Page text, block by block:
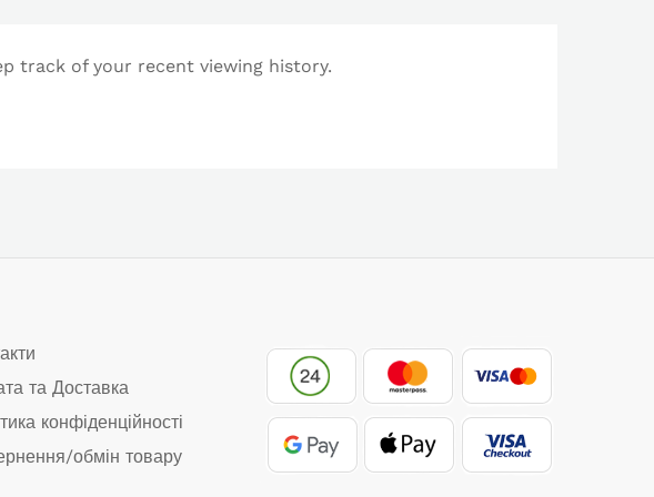
track of your recent viewing history.
та Доставка
конфіденційності
обмін товару